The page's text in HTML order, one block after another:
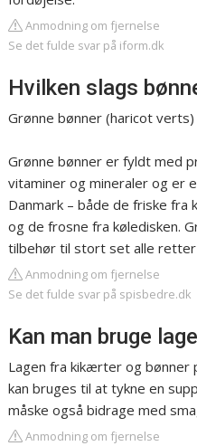
Anmodning om fjernelse
Se det fulde svar på iform.dk
Hvilken slags
Grønne bønner (haricot verts)
Grønne bønner er fyldt med
vitaminer og mineraler og er
Danmark – både de friske fra
og de frosne fra køledisken.
tilbehør til stort set alle
Anmodning om fjernelse
Se det fulde svar på spisbedre.dk
Kan man bruge
Lagen fra kikærter og bønner
kan bruges til at tykne en
måske også bidrage med
Anmodning om fjernelse